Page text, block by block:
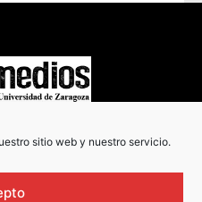
sitio web y nuestro servicio.